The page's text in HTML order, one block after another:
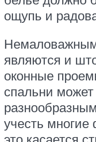
ощупь и
являются и
оконные
спальни
учесть